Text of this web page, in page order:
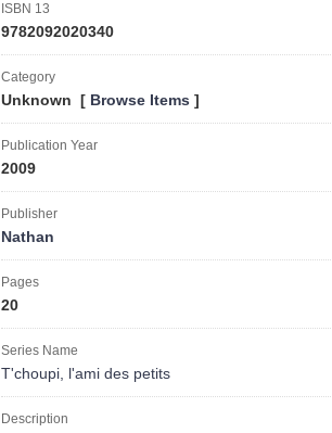
ISBN 13
9782092020340
Category
Unknown [ Browse Items ]
Publication Year
2009
Publisher
Nathan
Pages
20
Series Name
T'choupi, l'ami des petits
Description